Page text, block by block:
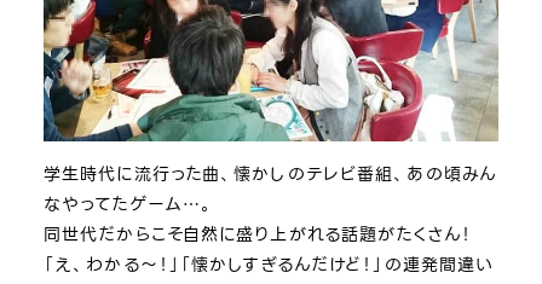
学生時代に流行った曲、懐かしのテレビ番組、あの頃みん
なやってたゲーム…。
同世代だからこそ自然に盛り上がれる話題がたくさん！
「え、わかる～！」「懐かしすぎるんだけど！」の連発間違い